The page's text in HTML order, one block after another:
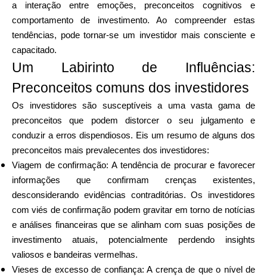
Ajuda
Minha Conta
Obter Financiamento
ask@scrambleup.com
+372 712 2955
a interação entre emoções, preconceitos cognitivos e
comportamento de investimento. Ao compreender estas
tendências, pode tornar-se um investidor mais consciente e
capacitado.
Um Labirinto de Influências:
Preconceitos comuns dos investidores
Os investidores são susceptíveis a uma vasta gama de
preconceitos que podem distorcer o seu julgamento e
conduzir a erros dispendiosos. Eis um resumo de alguns dos
preconceitos mais prevalecentes dos investidores:
Viagem de confirmação: A tendência de procurar e favorecer
informações que confirmam crenças existentes,
desconsiderando evidências contraditórias. Os investidores
com viés de confirmação podem gravitar em torno de notícias
e análises financeiras que se alinham com suas posições de
investimento atuais, potencialmente perdendo insights
valiosos e bandeiras vermelhas.
Vieses de excesso de confiança: A crença de que o nível de